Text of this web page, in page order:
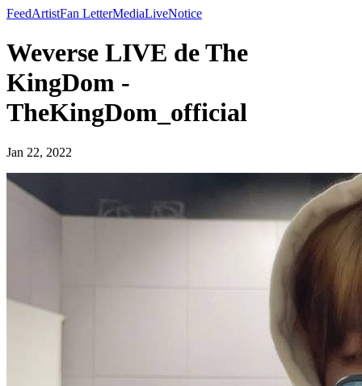
FeedArtistFan LetterMediaLiveNotice
Weverse LIVE de The
KingDom -
TheKingDom_official
Jan 22, 2022